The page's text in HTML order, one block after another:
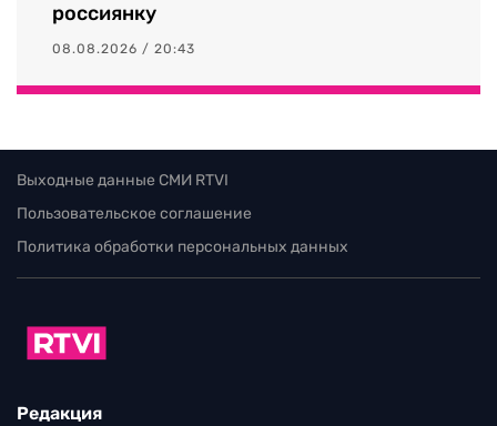
россиянку
08.08.2026 / 20:43
Выходные данные СМИ RTVI
Пользовательское соглашение
Политика обработки персональных данных
Редакция